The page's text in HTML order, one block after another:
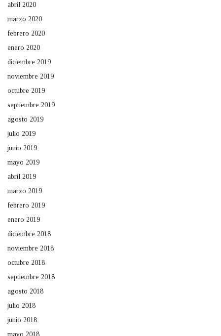
abril 2020
marzo 2020
febrero 2020
enero 2020
diciembre 2019
noviembre 2019
octubre 2019
septiembre 2019
agosto 2019
julio 2019
junio 2019
mayo 2019
abril 2019
marzo 2019
febrero 2019
enero 2019
diciembre 2018
noviembre 2018
octubre 2018
septiembre 2018
agosto 2018
julio 2018
junio 2018
mayo 2018